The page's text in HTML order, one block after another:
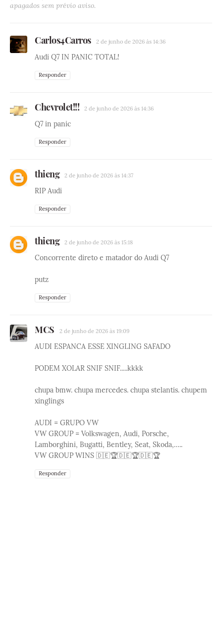
apagados sem prévio aviso.
Carlos4Carros 2 de junho de 2026 às 14:36
Audi Q7 IN PANIC TOTAL!
Responder
Chevrolet!!! 2 de junho de 2026 às 14:36
Q7 in panic
Responder
thieng 2 de junho de 2026 às 14:37
RIP Audi
Responder
thieng 2 de junho de 2026 às 15:18
Concorrente direto e matador do Audi Q7
putz
Responder
MCS 2 de junho de 2026 às 19:09
AUDI ESPANCA ESSE XINGLING SAFADO
PODEM XOLAR SNIF SNIF.....kkkk
chupa bmw. chupa mercedes. chupa stelantis. chupem
xinglings
AUDI = GRUPO VW
VW GROUP = Volkswagen, Audi, Porsche,
Lamborghini, Bugatti, Bentley, Seat, Skoda,…..
VW GROUP WINS 🇩🇪🏆🇩🇪🏆🇩🇪🏆
Responder